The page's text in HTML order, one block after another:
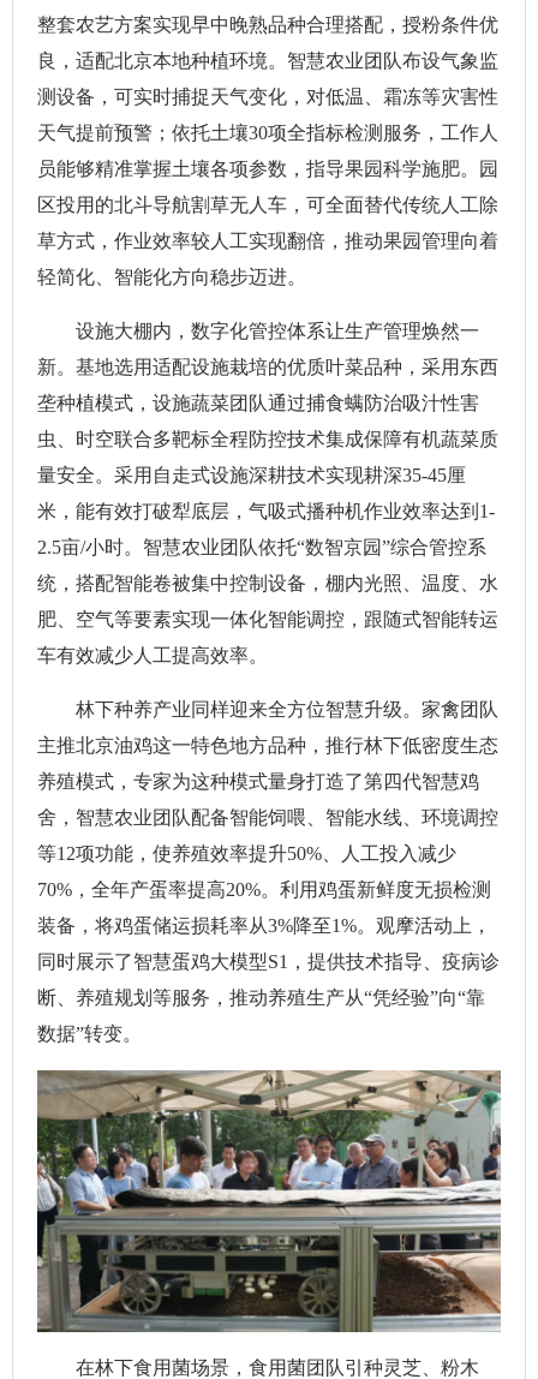
整套农艺方案实现早中晚熟品种合理搭配，授粉条件优
良，适配北京本地种植环境。智慧农业团队布设气象监
测设备，可实时捕捉天气变化，对低温、霜冻等灾害性
天气提前预警；依托土壤30项全指标检测服务，工作人
员能够精准掌握土壤各项参数，指导果园科学施肥。园
区投用的北斗导航割草无人车，可全面替代传统人工除
草方式，作业效率较人工实现翻倍，推动果园管理向着
轻简化、智能化方向稳步迈进。
设施大棚内，数字化管控体系让生产管理焕然一
新。基地选用适配设施栽培的优质叶菜品种，采用东西
垄种植模式，设施蔬菜团队通过捕食螨防治吸汁性害
虫、时空联合多靶标全程防控技术集成保障有机蔬菜质
量安全。采用自走式设施深耕技术实现耕深35-45厘
米，能有效打破犁底层，气吸式播种机作业效率达到1-
2.5亩/小时。智慧农业团队依托“数智京园”综合管控系
统，搭配智能卷被集中控制设备，棚内光照、温度、水
肥、空气等要素实现一体化智能调控，跟随式智能转运
车有效减少人工提高效率。
林下种养产业同样迎来全方位智慧升级。家禽团队
主推北京油鸡这一特色地方品种，推行林下低密度生态
养殖模式，专家为这种模式量身打造了第四代智慧鸡
舍，智慧农业团队配备智能饲喂、智能水线、环境调控
等12项功能，使养殖效率提升50%、人工投入减少
70%，全年产蛋率提高20%。利用鸡蛋新鲜度无损检测
装备，将鸡蛋储运损耗率从3%降至1%。观摩活动上，
同时展示了智慧蛋鸡大模型S1，提供技术指导、疫病诊
断、养殖规划等服务，推动养殖生产从“凭经验”向“靠
数据”转变。
在林下食用菌场景，食用菌团队引种灵芝、粉木